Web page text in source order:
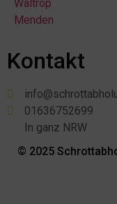
Waltrop
Menden
Kontakt
01636752699
In ganz NRW
© 2025